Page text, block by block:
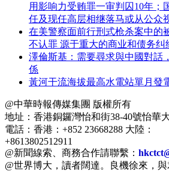
用影响力受贿罪一审判囚10年；
任及现任高层相继落马或从公众
在美警察面前行刑式枪杀案中的
不认罪 源于重大的商业和债务纠
澤倫斯基：需要尋求與中國對話
係
黃河干流海拔最高水電站單月發
@中華時報傳媒集團 版權所有
地址：香港銅鑼灣怡和街38-40號怡華
電話：香港：+852 23668288 大陸：
+8613802512911
@新聞線索、商務合作請聯繫：
@世界博大，讀者闊達。良機徐來，與